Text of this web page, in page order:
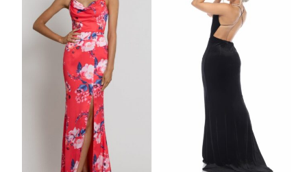
TIENE
MÚLTIPLES
VARIANTES.
OPCIONES
PUEDEN
TIENE
MÚLTIPLES
VARIANTES.
OPCIONES
PUEDEN